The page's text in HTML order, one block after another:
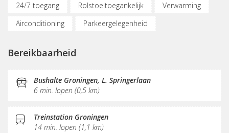
24/7 toegang Rolstoeltoegankelijk
Verwarming
Airconditioning
Parkeergelegenheid
Printservice
KVK-inschrijving
Restaurant
Koffie/thee Pantry
Postverwerking
Bereikbaarheid
Bushalte Groningen, L. Springerlaan
6 min. lopen (0,5 km)
Treinstation Groningen
14 min. lopen (1,1 km)